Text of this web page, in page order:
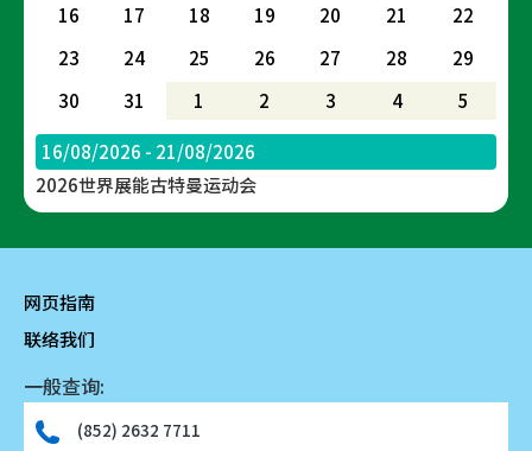
16
17 18 19 20 21
22
23
24 25 26 27 28
29
30
31 1 2 3 4 5
16/08/2026 - 21/08/2026
2026世界展能古特曼运动会
网页指南
联络我们
一般查询:
(852) 2632 7711